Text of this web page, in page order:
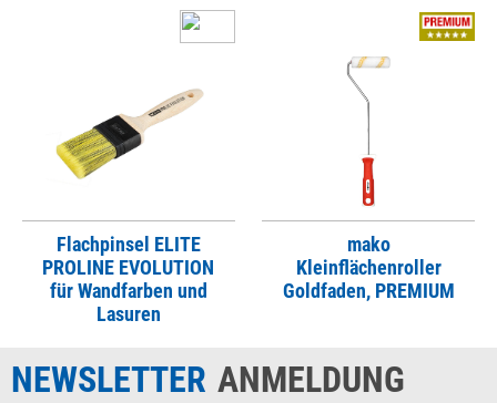
Flachpinsel ELITE
PROLINE EVOLUTION
für Wandfarben und
Lasuren
mako
Kleinflächenroller
Goldfaden, PREMIUM
NEWSLETTER ANMELDUNG